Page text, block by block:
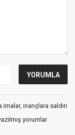
inançlara saldırı
yorumlar